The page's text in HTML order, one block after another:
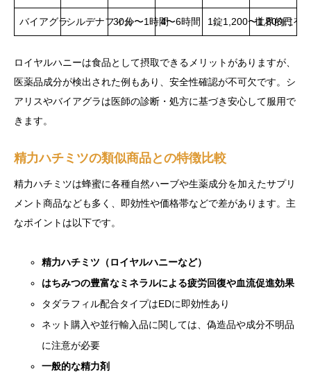
バイアグラシルデナフィル30分〜1時間4〜6時間 1錠1,200〜1,800円
世界的に有
ロイヤルハニーは食品として摂取できるメリットがありますが、
医薬品成分が検出された例もあり、安全性確認が不可欠です。シ
アリスやバイアグラは医師の診断・処方に基づき安心して服用で
きます。
精力ハチミツの類似商品との特徴比較
精力ハチミツは蜂蜜に各種自然ハーブや生薬成分を加えたサプリ
メント商品なども多く、即効性や価格帯などで差があります。主
なポイントは以下です。
精力ハチミツ（ロイヤルハニーなど）
はちみつの豊富なミネラルによる疲労回復や血流促進効果
タダラフィル配合タイプはEDに即効性あり
ネット購入や並行輸入品に関しては、偽造品や成分不明品
に注意が必要
一般的な精力剤